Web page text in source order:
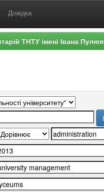
Довідка
ТНТУ імені Івана Пулюя